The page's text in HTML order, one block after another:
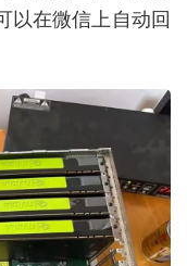
以在微信上自动回